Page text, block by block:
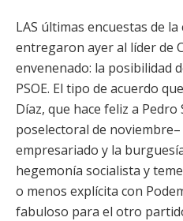
LAS últimas encuestas de
entregaron ayer al líder de
envenenado: la posibilidad
PSOE. El tipo de acuerdo
Díaz, que hace feliz a
poselectoral de
empresariado y la
hegemonía socialista y
o menos explícita con
fabuloso para el otro